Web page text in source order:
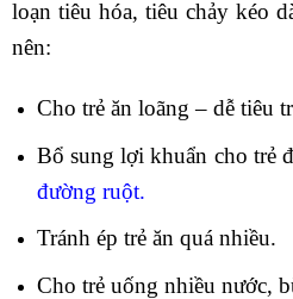
loạn tiêu hóa, tiêu chảy kéo
nên:
Cho trẻ ăn loãng – dễ tiêu
Bổ sung lợi khuẩn cho trẻ
đường ruột.
Tránh ép trẻ ăn quá nhiều.
Cho trẻ uống nhiều nước,